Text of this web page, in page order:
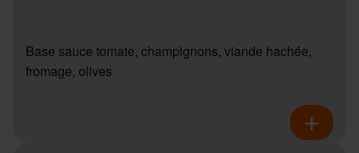
Base sauce tomate, champignons, viande hachée,
fromage, olives